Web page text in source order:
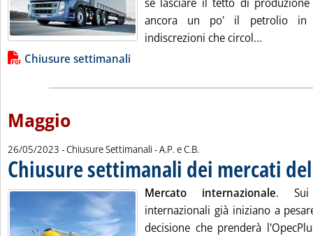
ancora un po' il petrolio in
indiscrezioni che circol...
Lista allegati PDF alla notizia
Chiusure settimanali
Maggio
26/05/2023 - Chiusure Settimanali -di:
A.P. e C.B.
Chiusure settimanali dei mercati
Mercato internazionale. Sui
internazionali già iniziano a
decisione che prenderà